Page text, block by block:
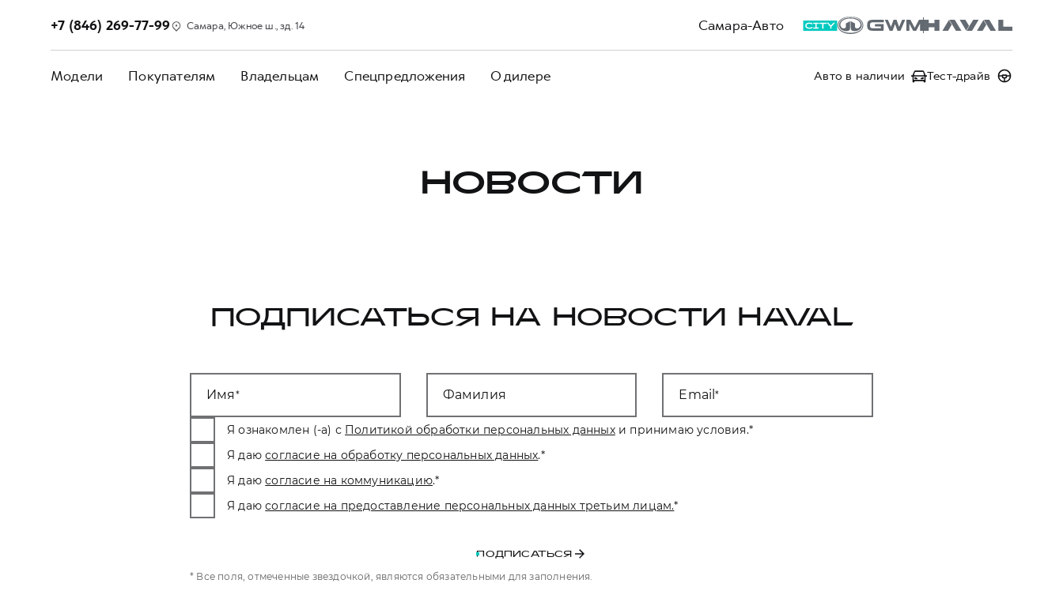
Самара-Авто
+7 (846) 269-77-99 Самара, Южное ш., зд. 14
Модели Покупателям Владельцам Спецпредложения О дилере Авто в наличии Тест-драйв
НОВОСТИ
ПОДПИСАТЬСЯ НА НОВОСТИ HAVAL
Имя Фамилия Email
Я ознакомлен (-а) с Политикой обработки персональных данных и принимаю условия.*
Я даю согласие на обработку персональных данных.*
Я даю согласие на коммуникацию.*
Я даю согласие на предоставление персональных данных третьим лицам.*
ПОДПИСАТЬСЯ
* Все поля, отмеченные звездочкой, являются обязательными для заполнения.